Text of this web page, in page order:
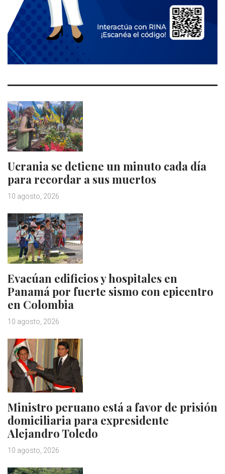
Ucrania se detiene un minuto cada día
para recordar a sus muertos
10 agosto, 2026
Evacúan edificios y hospitales en
Panamá por fuerte sismo con epicentro
en Colombia
10 agosto, 2026
Ministro peruano está a favor de prisión
domiciliaria para expresidente
Alejandro Toledo
10 agosto, 2026